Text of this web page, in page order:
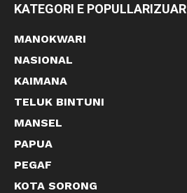
KATEGORI E POPULLARIZUAR
MANOKWARI
NASIONAL
KAIMANA
TELUK BINTUNI
MANSEL
PAPUA
PEGAF
KOTA SORONG